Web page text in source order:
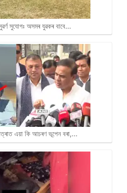
সুযোগঃ অসমৰ যুৱকৰ বাবে…
এয়া কি আচৰণ ভূপেন বৰা,…